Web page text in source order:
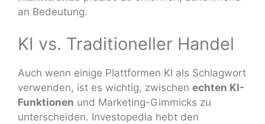
an Bedeutung.
KI vs. Traditioneller Handel
Auch wenn einige Plattformen KI als Schlagwort
verwenden, ist es wichtig, zwischen echten KI-
Funktionen und Marketing-Gimmicks zu
unterscheiden. Investopedia hebt den